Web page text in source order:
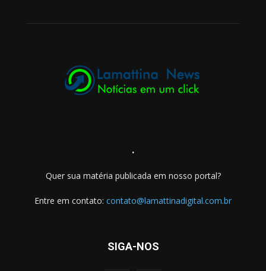
.
Quer sua matéria publicada em nosso portal?
Entre em contato: contato@lamattinadigital.com.br
SIGA-NOS